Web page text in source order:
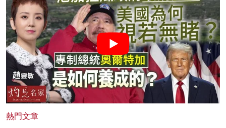
熱門文章